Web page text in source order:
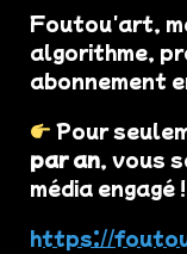
Foutou'art,
algorithme,
abonnement
Pour
par an, vous
média engagé !
https://